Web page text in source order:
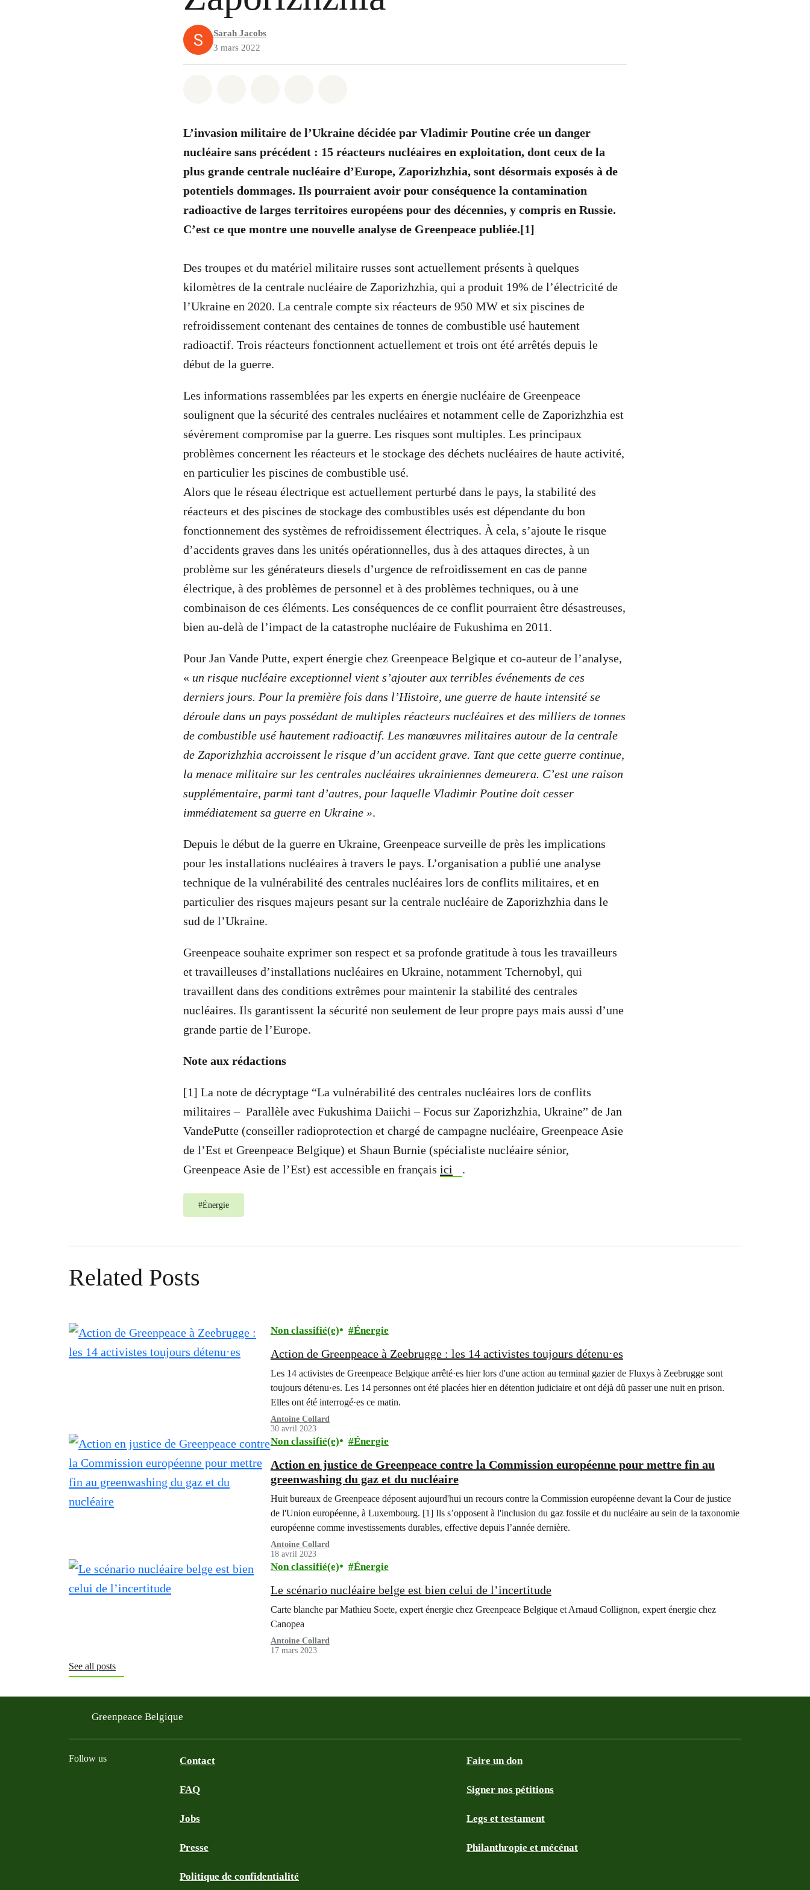
Sarah Jacobs
3 mars 2022
L’invasion militaire de l’Ukraine décidée par Vladimir Poutine crée un danger
nucléaire sans précédent : 15 réacteurs nucléaires en exploitation, dont ceux de la
plus grande centrale nucléaire d’Europe, Zaporizhzhia, sont désormais exposés à de
potentiels dommages. Ils pourraient avoir pour conséquence la contamination
radioactive de larges territoires européens pour des décennies, y compris en Russie.
C’est ce que montre une nouvelle analyse de Greenpeace publiée.[1]
Des troupes et du matériel militaire russes sont actuellement présents à quelques
kilomètres de la centrale nucléaire de Zaporizhzhia, qui a produit 19% de l’électricité de
l’Ukraine en 2020. La centrale compte six réacteurs de 950 MW et six piscines de
refroidissement contenant des centaines de tonnes de combustible usé hautement
radioactif. Trois réacteurs fonctionnent actuellement et trois ont été arrêtés depuis le
début de la guerre.
Les informations rassemblées par les experts en énergie nucléaire de Greenpeace
soulignent que la sécurité des centrales nucléaires et notamment celle de Zaporizhzhia est
sévèrement compromise par la guerre. Les risques sont multiples. Les principaux
problèmes concernent les réacteurs et le stockage des déchets nucléaires de haute activité,
en particulier les piscines de combustible usé.
Alors que le réseau électrique est actuellement perturbé dans le pays, la stabilité des
réacteurs et des piscines de stockage des combustibles usés est dépendante du bon
fonctionnement des systèmes de refroidissement électriques. À cela, s’ajoute le risque
d’accidents graves dans les unités opérationnelles, dus à des attaques directes, à un
problème sur les générateurs diesels d’urgence de refroidissement en cas de panne
électrique, à des problèmes de personnel et à des problèmes techniques, ou à une
combinaison de ces éléments. Les conséquences de ce conflit pourraient être désastreuses,
bien au-delà de l’impact de la catastrophe nucléaire de Fukushima en 2011.
Pour Jan Vande Putte, expert énergie chez Greenpeace Belgique et co-auteur de l’analyse,
« un risque nucléaire exceptionnel vient s’ajouter aux terribles événements de ces
derniers jours. Pour la première fois dans l’Histoire, une guerre de haute intensité se
déroule dans un pays possédant de multiples réacteurs nucléaires et des milliers de tonnes
de combustible usé hautement radioactif. Les manœuvres militaires autour de la centrale
de Zaporizhzhia accroissent le risque d’un accident grave. Tant que cette guerre continue,
la menace militaire sur les centrales nucléaires ukrainiennes demeurera. C’est une raison
supplémentaire, parmi tant d’autres, pour laquelle Vladimir Poutine doit cesser
immédiatement sa guerre en Ukraine ».
Depuis le début de la guerre en Ukraine, Greenpeace surveille de près les implications
pour les installations nucléaires à travers le pays. L’organisation a publié une analyse
technique de la vulnérabilité des centrales nucléaires lors de conflits militaires, et en
particulier des risques majeurs pesant sur la centrale nucléaire de Zaporizhzhia dans le
sud de l’Ukraine.
Greenpeace souhaite exprimer son respect et sa profonde gratitude à tous les travailleurs
et travailleuses d’installations nucléaires en Ukraine, notamment Tchernobyl, qui
travaillent dans des conditions extrêmes pour maintenir la stabilité des centrales
nucléaires. Ils garantissent la sécurité non seulement de leur propre pays mais aussi d’une
grande partie de l’Europe.
Note aux rédactions
[1] La note de décryptage “La vulnérabilité des centrales nucléaires lors de conflits
militaires – Parallèle avec Fukushima Daiichi – Focus sur Zaporizhzhia, Ukraine” de Jan
VandePutte (conseiller radioprotection et chargé de campagne nucléaire, Greenpeace Asie
de l’Est et Greenpeace Belgique) et Shaun Burnie (spécialiste nucléaire sénior,
Greenpeace Asie de l’Est) est accessible en français ici .
#Énergie
Related Posts
Non classifié(e) Énergie
Action de Greenpeace à Zeebrugge : les 14 activistes toujours détenu·es
Les 14 activistes de Greenpeace Belgique arrêté·es hier lors d'une action au terminal gazier de Fluxys à Zeebrugge sont
toujours détenu·es. Les 14 personnes ont été placées hier en détention judiciaire et ont déjà dû passer une nuit en prison.
Elles ont été interrogé·es ce matin.
Antoine Collard
30 avril 2023
Non classifié(e) Énergie
Action en justice de Greenpeace contre la Commission européenne pour mettre fin au
greenwashing du gaz et du nucléaire
Huit bureaux de Greenpeace déposent aujourd'hui un recours contre la Commission européenne devant la Cour de justice
de l'Union européenne, à Luxembourg. [1] Ils s’opposent à l'inclusion du gaz fossile et du nucléaire au sein de la taxonomie
européenne comme investissements durables, effective depuis l’année dernière.
Antoine Collard
18 avril 2023
Non classifié(e) Énergie
Le scénario nucléaire belge est bien celui de l’incertitude
Carte blanche par Mathieu Soete, expert énergie chez Greenpeace Belgique et Arnaud Collignon, expert énergie chez
Canopea
Antoine Collard
17 mars 2023
See all posts
Greenpeace Belgique
Follow us Contact
FAQ
Jobs
Presse
Politique de confidentialité
Faire un don
Signer nos pétitions
Legs et testament
Philanthropie et mécénat